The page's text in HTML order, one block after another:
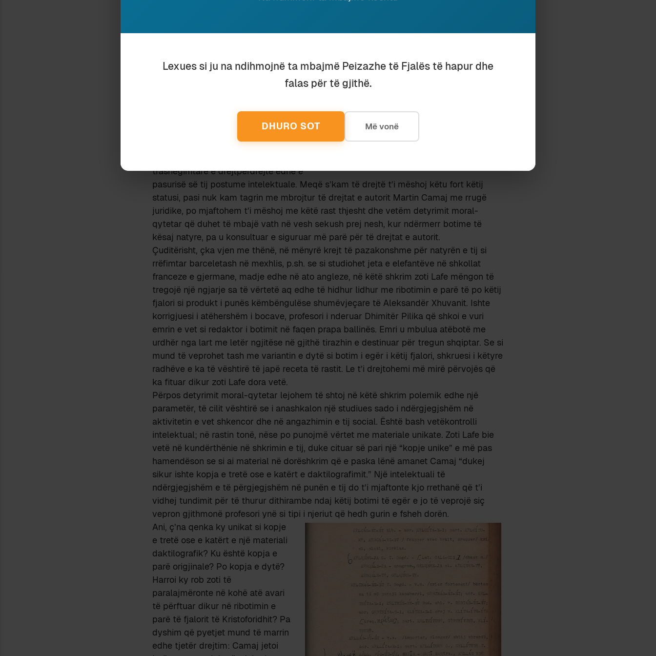
Pa dashur të zhbiriloj me fakte e data
rropatjet e vazhdueshme në vitet 2010-
siguruar një fotokopje të këtij materiali, po
mjaftohem të përmend këtu statusin
juridik që gëzon sot e gjithë ditën dr. med.
trashëgimtare e drejtpërdrejtë edhe e
pasurisë së tij postume intelektuale. Meqë s’kam të drejtë t’i mëshoj këtu fort këtij
statusi, pasi nuk kam tagrin me mbrojtur të drejtat e autorit Martin Camaj me rrugë
juridike, po mjaftohem t’i mëshoj me këtë rast thjesht dhe vetëm detyrimit moral-
qytetar që duhet të mbajë vath në vesh sekush prej nesh, kur ndërmerr botime të
kësaj natyre, pa u konsultuar e siguruar më parë për të drejtat e autorit.
Çuditërisht, çka vjen me thënë, në mënyrë krejt të pazakonshme për natyrën e tij si
rrëfimtar barceletash në mexhlis, p.sh. se si studiohet jeta e elefantëve në shkollat
franceze e gjermane, madje edhe në ato angleze, në këtë shkrim zoti Lafe mëngon të
tregojë një ngjarje sa të vërtetë aq edhe të hidhur lidhur me ribotimin e parë të po këtij
fjalori si produkt i punës këmbëngulëse shumëvjeçare të Aleksandër Xhuvanit. Ishte
korrigjuesi i atëhershëm i bocave, profesori i nderuar Dhimitër Pilika që shkoi e vuri
emrin e vet si redaktor i botimit në faqen prapa ballinës. Emri u mbulua atëbotë me
urdhër nga lart me letër ngjitëse në gjithë tirazhin e destinuar për tregun shqiptar. Se si
mund të veprohet tash me variantin e dytë si botim i egër i këtij fjalori, shkruesi i këtyre
radhëve e ka të vështirë të japë receta të rastit. Le t’i drejtohemi më mirë përvojës që
ka fituar dikur zoti Lafe dora vetë.
Përpos detyrimit moral-qytetar lejohem të shtoj në këtë shkrim polemik edhe një
parametër, të cilit vështirë se i anashkalon një studiues sado i ndërgjegjshëm në
aktivitetin e vet shkencor dhe në angazhimin e tij social. Është bash vetëkontrolli
intelektual; në rastin tonë, nëse po punojmë vërtet me materiale unikate. Zoti Lafe bie
vetë në kundërthënie në shkrimin e tij, duke cituar së pari një “kopje unike” e më pas
hamendëson se si ai material në dorëshkrim që e paska lënë amanet Camaj “dukej
sikur ishte kopja e tretë ose e katërt e daktilografimit.” Një intelektuali të
ndërgjegjshëm e të përgjegjshëm në punën e tij do t’i mjaftonte kjo rrethanë që t’i
vidhej tundimit për të thurur dithirambe ndaj këtij botimi të egër e jo të veprojë siç
vepron gjithmonë profesori ynë si tipi i njeriut që hedh gurin e fsheh dorën.
Ani, ç’na qenka ky unikat si kopje
e tretë ose e katërt e një materiali
daktilografik? Ku është kopja e
parë origjinale? Po kopja e dytë?
Harroi ky rob zoti të
paralajmëronte në kohë atë avari
të përftuar dikur në ribotimin e
parë të fjalorit të Kristoforidhit? Pa
dyshim që pyetjet mund të marrin
edhe tjetër drejtim: Camaj jetoi
Lexues si ju na ndihmojnë ta mbajmë Peizazhe të Fjalës të hapur dhe
falas për të gjithë.
DHURO SOT Më vonë